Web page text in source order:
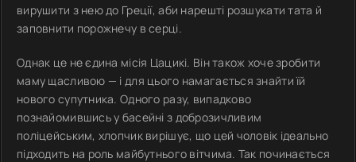
вирушити з нею до Греції, аби нарешті розшукати тата й
заповнити порожнечу в серці.
Однак це не єдина місія Цацикі. Він також хоче зробити
маму щасливою — і для цього намагається знайти їй
нового супутника. Одного разу, випадково
познайомившись у басейні з доброзичливим
поліцейським, хлопчик вирішує, що цей чоловік ідеально
підходить на роль майбутнього вітчима. Так починається